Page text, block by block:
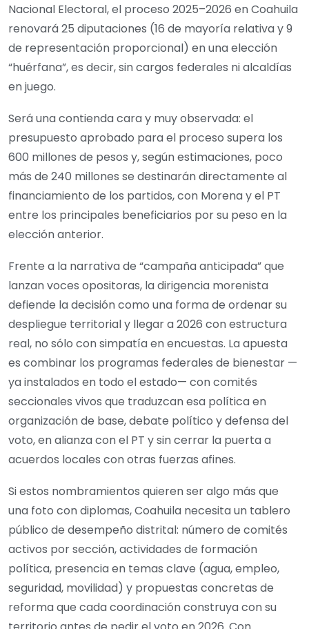
Nacional Electoral, el proceso 2025–2026 en Coahuila
renovará 25 diputaciones (16 de mayoría relativa y 9
de representación proporcional) en una elección
“huérfana”, es decir, sin cargos federales ni alcaldías
en juego.
Será una contienda cara y muy observada: el
presupuesto aprobado para el proceso supera los
600 millones de pesos y, según estimaciones, poco
más de 240 millones se destinarán directamente al
financiamiento de los partidos, con Morena y el PT
entre los principales beneficiarios por su peso en la
elección anterior.
Frente a la narrativa de “campaña anticipada” que
lanzan voces opositoras, la dirigencia morenista
defiende la decisión como una forma de ordenar su
despliegue territorial y llegar a 2026 con estructura
real, no sólo con simpatía en encuestas. La apuesta
es combinar los programas federales de bienestar —
ya instalados en todo el estado— con comités
seccionales vivos que traduzcan esa política en
organización de base, debate político y defensa del
voto, en alianza con el PT y sin cerrar la puerta a
acuerdos locales con otras fuerzas afines.
Si estos nombramientos quieren ser algo más que
una foto con diplomas, Coahuila necesita un tablero
público de desempeño distrital: número de comités
activos por sección, actividades de formación
política, presencia en temas clave (agua, empleo,
seguridad, movilidad) y propuestas concretas de
reforma que cada coordinación construya con su